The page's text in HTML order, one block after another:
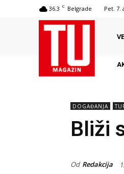
36.3 C Belgrade Pet. 7.
DOGAĐANJA
Bliži
Od Redakcija